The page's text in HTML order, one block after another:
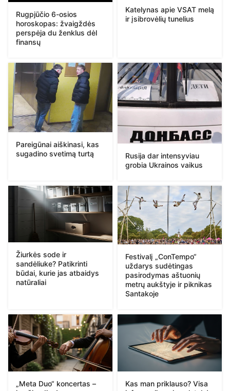
Rugpjūčio 6-osios
horoskopas: žvaigždės
perspėja du ženklus dėl
finansų
Katelynas apie VSAT melą
ir įsibrovėlių tunelius
Pareigūnai aiškinasi, kas
sugadino svetimą turtą
Rusija dar intensyviau
grobia Ukrainos vaikus
Žiurkės sode ir
sandėliuke? Patikrinti
būdai, kurie jas atbaidys
natūraliai
Festivalį „ConTempo“
uždarys sudėtingas
pasirodymas aštuonių
metrų aukštyje ir piknikas
Santakoje
„Meta Duo“ koncertas –
Kas man priklauso? Visa